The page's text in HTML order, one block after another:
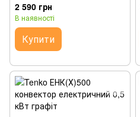
2 590 грн
В наявності
Купити